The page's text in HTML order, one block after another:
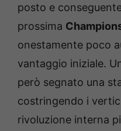
posto e
prossima
onestamente poco
vantaggio iniziale.
però segnato una
costringendo i
rivoluzione interna